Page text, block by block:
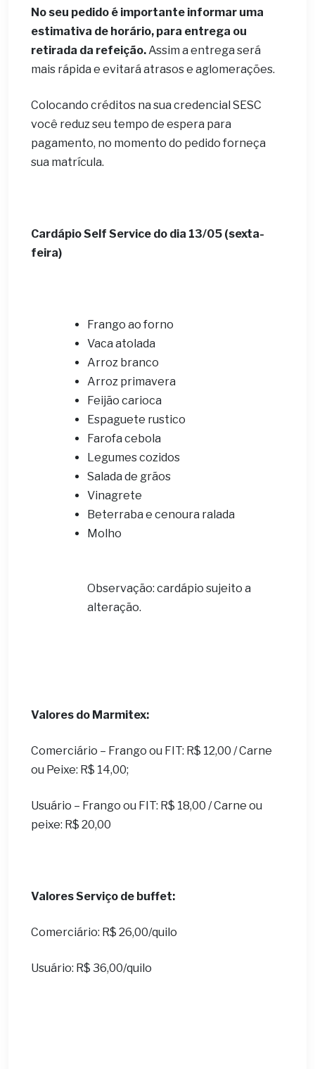
No seu pedido é importante informar uma
estimativa de horário, para entrega ou
retirada da refeição.Assim a entrega será
mais rápida e evitará atrasos e aglomerações.
Colocando créditos na sua credencial SESC
você reduz seu tempo de espera para
pagamento, no momento do pedido forneça
sua matrícula.
Cardápio Self Service do dia 13/05 (sexta-
feira)
Frango ao forno
Vaca atolada
Arroz branco
Arroz primavera
Feijão carioca
Espaguete rustico
Farofa cebola
Legumes cozidos
Salada de grãos
Vinagrete
Beterraba e cenoura ralada
Molho
Observação: cardápio sujeito a
alteração.
Valores do Marmitex:
Comerciário – Frango ou FIT: R$ 12,00 / Carne
ou Peixe: R$ 14,00;
Usuário – Frango ou FIT: R$ 18,00 / Carne ou
peixe: R$ 20,00
Valores Serviço de buffet:
Comerciário: R$ 26,00/quilo
Usuário: R$ 36,00/quilo